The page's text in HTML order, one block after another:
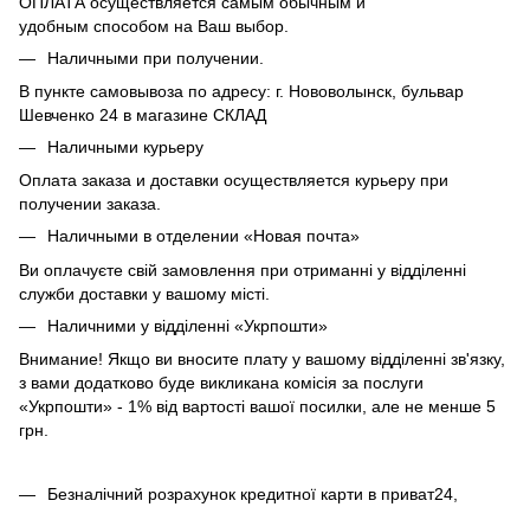
удобным способом на Ваш выбор.
Наличными при получении.
В пункте самовывоза по адресу: г. Нововолынск, бульвар
Шевченко 24 в магазине СКЛАД
Наличными курьеру
Оплата заказа и доставки осуществляется курьеру при
получении заказа.
Наличными в отделении «Новая почта»
Ви оплачуєте свій замовлення при отриманні у відділенні
служби доставки у вашому місті.
Наличними у відділенні «Укрпошти»
Внимание! Якщо ви вносите плату у вашому відділенні зв'язку,
з вами додатково буде викликана комісія за послуги
«Укрпошти» - 1% від вартості вашої посилки, але не менше 5
грн.
Безналічний розрахунок кредитної карти в приват24,